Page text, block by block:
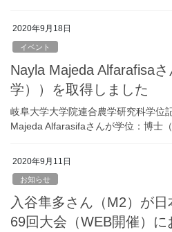
2020年9月18日
イベント
Nayla Majeda Alfarafisa
学））を取得しました
岐阜大学大学院連合農学研究科学位
Majeda Alfarasifaさんが学位：博士
2020年9月11日
お知らせ
入谷隼多さん（M2）が
69回大会（WEB開催）